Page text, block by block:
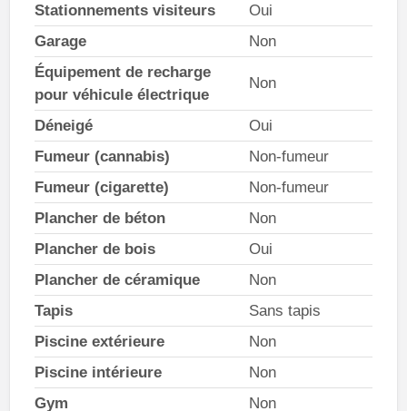
Stationnements visiteurs
Oui
Garage
Non
Équipement de recharge
pour véhicule électrique
Non
Déneigé
Oui
Fumeur (cannabis)
Non-fumeur
Fumeur (cigarette)
Non-fumeur
Plancher de béton
Non
Plancher de bois
Oui
Plancher de céramique
Non
Tapis
Sans tapis
Piscine extérieure
Non
Piscine intérieure
Non
Gym
Non